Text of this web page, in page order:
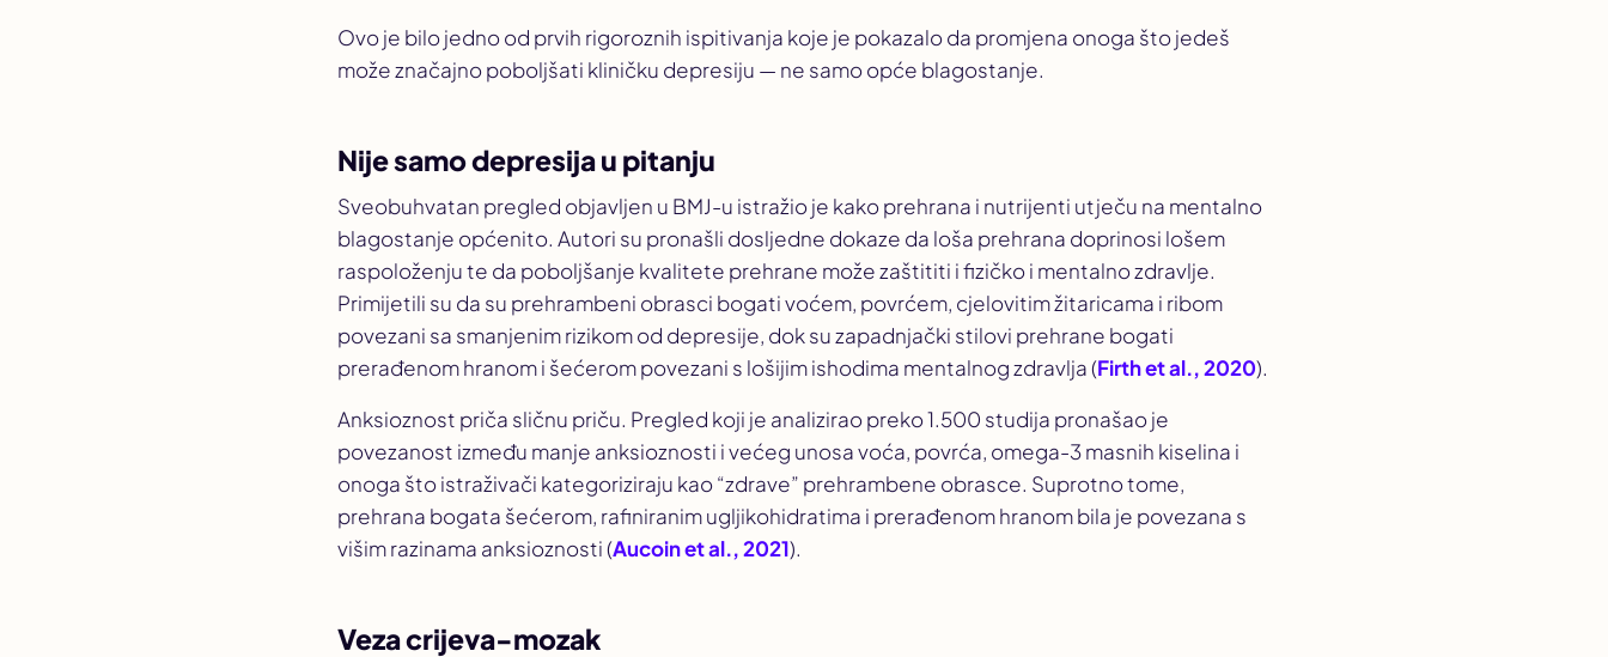
Ovo je bilo jedno od prvih rigoroznih ispitivanja koje je pokazalo da promjena onoga što jedeš
može značajno poboljšati kliničku depresiju — ne samo opće blagostanje.
Nije samo depresija u pitanju
Sveobuhvatan pregled objavljen u BMJ-u istražio je kako prehrana i nutrijenti utječu na mentalno
blagostanje općenito. Autori su pronašli dosljedne dokaze da loša prehrana doprinosi lošem
raspoloženju te da poboljšanje kvalitete prehrane može zaštititi i fizičko i mentalno zdravlje.
Primijetili su da su prehrambeni obrasci bogati voćem, povrćem, cjelovitim žitaricama i ribom
povezani sa smanjenim rizikom od depresije, dok su zapadnjački stilovi prehrane bogati
prerađenom hranom i šećerom povezani s lošijim ishodima mentalnog zdravlja (Firth et al., 2020).
Anksioznost priča sličnu priču. Pregled koji je analizirao preko 1.500 studija pronašao je
povezanost između manje anksioznosti i većeg unosa voća, povrća, omega-3 masnih kiselina i
onoga što istraživači kategoriziraju kao “zdrave” prehrambene obrasce. Suprotno tome,
prehrana bogata šećerom, rafiniranim ugljikohidratima i prerađenom hranom bila je povezana s
višim razinama anksioznosti (Aucoin et al., 2021).
Veza crijeva-mozak